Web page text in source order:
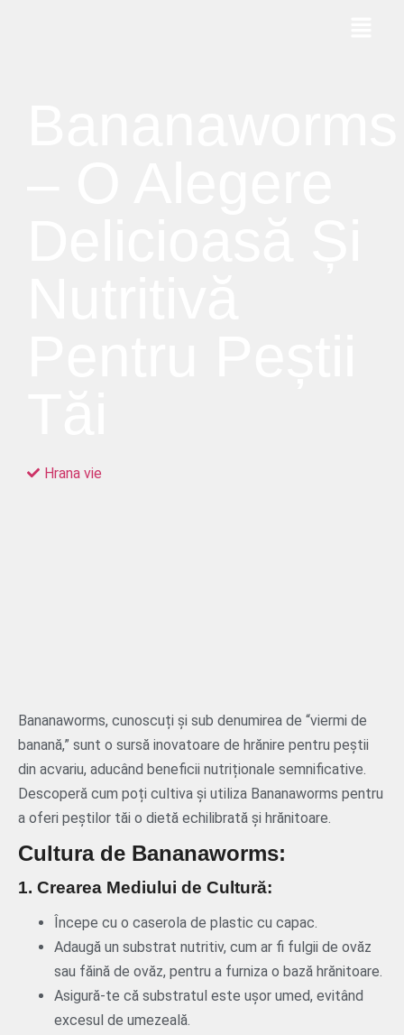
Hrana vie
Bananaworms, cunoscuți și sub denumirea de “viermi de
banană,” sunt o sursă inovatoare de hrănire pentru peștii
din acvariu, aducând beneficii nutriționale semnificative.
Descoperă cum poți cultiva și utiliza Bananaworms pentru
a oferi peștilor tăi o dietă echilibrată și hrănitoare.
Cultura de Bananaworms:
1. Crearea Mediului de Cultură:
Începe cu o caserola de plastic cu capac.
Adaugă un substrat nutritiv, cum ar fi fulgii de ovăz
sau făină de ovăz, pentru a furniza o bază hrănitoare.
Asigură-te că substratul este ușor umed, evitând
excesul de umezeală.